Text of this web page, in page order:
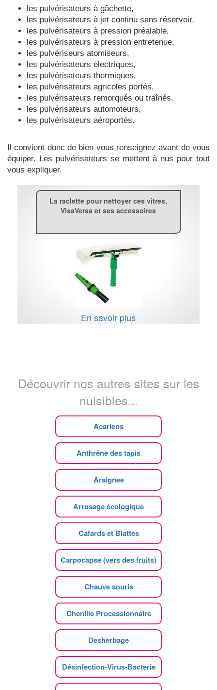
les pulvérisateurs à gâchette,
les pulvérisateurs à jet continu sans réservoir,
les pulvérisateurs à pression préalable,
les pulvérisateurs à pression entretenue,
les pulvériseurs atomiseurs,
les pulvérisateurs électriques,
les pulvérisateurs thermiques,
les pulvérisateurs agricoles portés,
les pulvérisateurs remorqués ou traînés,
les pulvérisateurs automoteurs,
les pulvérisateurs aéroportés.
Il convient donc de bien vous renseignez avant de vous
équiper. Les pulvérisateurs se mettent à nus pour tout
vous expliquer.
La raclette pour nettoyer ces vitres,
VisaVersa et ses accessoires
En savoir plus
Découvrir nos autres sites sur les
nuisibles...
Acariens
Anthrène des tapis
Araignee
Arrosage écologique
Cafards et Blattes
Carpocapse (vers des fruits)
Chauve souris
Chenille Processionnaire
Desherbage
Désinfection-Virus-Bacterie